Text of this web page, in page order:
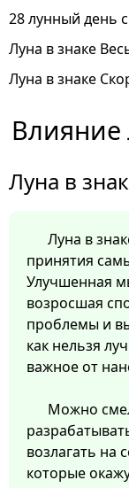
28 лунный день
Луна в знаке
Луна в знаке
Влияние
Луна в
Луна в
принятия
Улучшенная
возросшая
проблемы и
как нельзя
важное от
Можно
возлагать на
которые